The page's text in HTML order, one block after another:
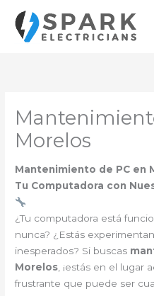
contenido
Morelos
Mantenimiento de PC en
Tu Computadora con
¿Tu computadora está
nunca? ¿Estás
inesperados? Si buscas
Morelos, ¡estás en el lugar
frustrante que puede ser